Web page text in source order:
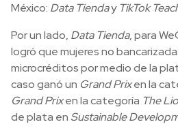
México: Data TiendayTikTok
Por un lado, Data Tienda, para
logró que mujeres no
microcréditos por medio de la
caso ganó un Grand Prixen la
Grand Prixen la categoría The
de plata en Sustainable